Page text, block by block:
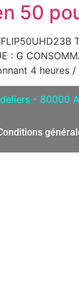
50
: G
4 heures
- 80000